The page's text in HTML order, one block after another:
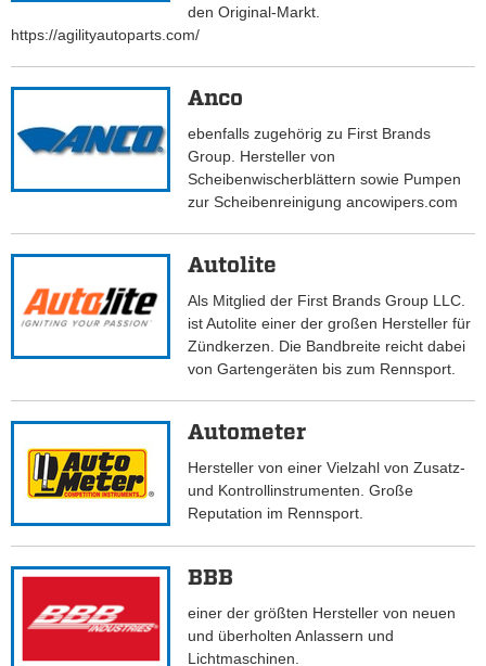
den Original-Markt.
https://agilityautoparts.com/
Anco
ebenfalls zugehörig zu First Brands
Group. Hersteller von
Scheibenwischerblättern sowie Pumpen
zur Scheibenreinigung ancowipers.com
Autolite
Als Mitglied der First Brands Group LLC.
ist Autolite einer der großen Hersteller für
Zündkerzen. Die Bandbreite reicht dabei
von Gartengeräten bis zum Rennsport.
Autometer
Hersteller von einer Vielzahl von Zusatz-
und Kontrollinstrumenten. Große
Reputation im Rennsport.
BBB
einer der größten Hersteller von neuen
und überholten Anlassern und
Lichtmaschinen.